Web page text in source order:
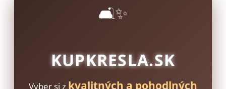
🛋️✨
KUPKRESLA.SK
Vyber si z kvalitných a pohodlných